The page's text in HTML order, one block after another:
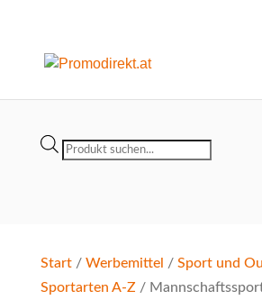
Products
Start/ Werbemittel / Sport und
Sportarten A-Z/